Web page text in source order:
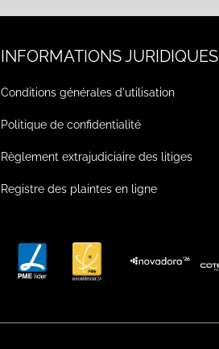
INFORMATIONS JURIDIQUES
Conditions générales d'utilisation
Politique de confidentialité
Règlement extrajudiciaire des litiges
Registre des plaintes en ligne